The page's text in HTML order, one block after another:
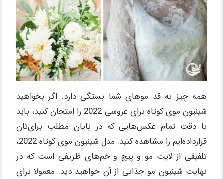
همه چیز به قد موهای شما بستگی دارد. اگر بخواهید
شینیون موی کوتاه برای عروسی 2022 را امتحان کنید، باید
با دقت تمام عکس‌هایی که در پایان مطلب برای‌تان
قرارداده‌ایم را مشاهده کنید. مدل شینیون موی کوتاه 2022،
تلفیقی از لایت مو و پیچ و خم‌های ظریفی است که در
نهایت شینیون مو جذابی از آن خواهید دید. معمولا برای